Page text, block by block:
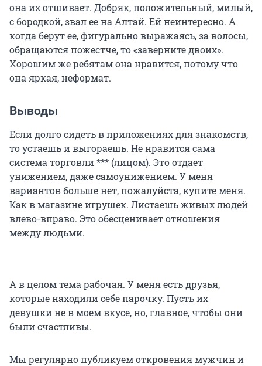
она их отшивает. Добряк, положительный, милый,
с бородкой, звал ее на Алтай. Ей неинтересно. А
когда берут ее, фигурально выражаясь, за волосы,
обращаются пожестче, то «заверните двоих».
Хорошим же ребятам она нравится, потому что
она яркая, неформат.
Выводы
Если долго сидеть в приложениях для знакомств,
то устаешь и выгораешь. Не нравится сама
система торговли *** (лицом). Это отдает
унижением, даже самоунижением. У меня
вариантов больше нет, пожалуйста, купите меня.
Как в магазине игрушек. Листаешь живых людей
влево-вправо. Это обесценивает отношения
между людьми.
А в целом тема рабочая. У меня есть друзья,
которые находили себе парочку. Пусть их
девушки не в моем вкусе, но, главное, чтобы они
были счастливы.
Мы регулярно публикуем откровения мужчин и